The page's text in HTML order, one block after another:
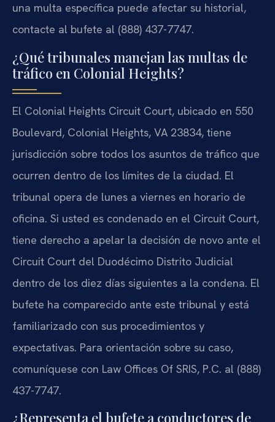
una multa específica puede afectar su historial,
contacte al bufete al (888) 437-7747.
¿Qué tribunales manejan las multas de
tráfico en Colonial Heights?
El Colonial Heights Circuit Court, ubicado en 550
Boulevard, Colonial Heights, VA 23834, tiene
jurisdicción sobre todos los asuntos de tráfico que
ocurren dentro de los límites de la ciudad. El
tribunal opera de lunes a viernes en horario de
oficina. Si usted es condenado en el Circuit Court,
tiene derecho a apelar la decisión de novo ante el
Circuit Court del Duodécimo Distrito Judicial
dentro de los diez días siguientes a la condena. El
bufete ha comparecido ante este tribunal y está
familiarizado con sus procedimientos y
expectativas. Para orientación sobre su caso,
comuníquese con Law Offices Of SRIS, P.C. al (888)
437-7747.
¿Representa el bufete a conductores de